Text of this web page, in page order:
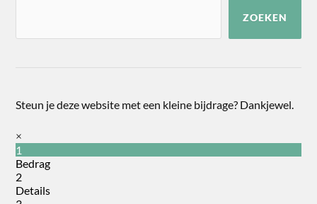
ZOEKEN
Steun je deze website met een kleine bijdrage? Dankjewel.